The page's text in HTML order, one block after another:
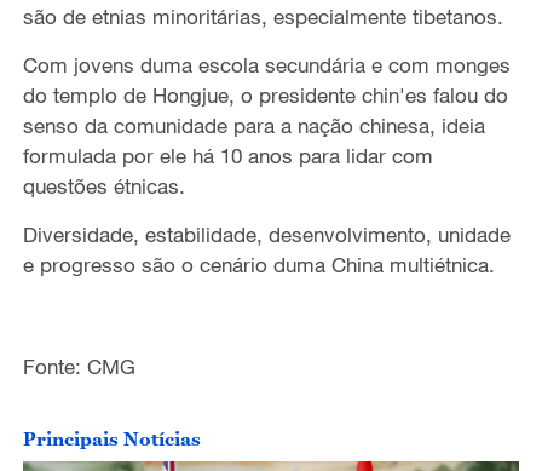
são de etnias minoritárias, especialmente tibetanos.
Com jovens duma escola secundária e com monges
do templo de Hongjue, o presidente chin'es falou do
senso da comunidade para a nação chinesa, ideia
formulada por ele há 10 anos para lidar com
questões étnicas.
Diversidade, estabilidade, desenvolvimento, unidade
e progresso são o cenário duma China multiétnica.
Fonte: CMG
Principais Notícias